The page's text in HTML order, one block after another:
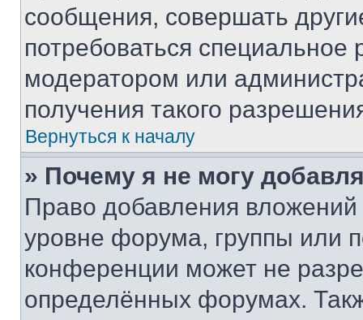
сообщения, совершать
потребоваться
модератором или
получения такого
Вернуться к началу
» Почему я не могу
Право добавления
уровне форума, группы или
конференции может не
определённых форумах.